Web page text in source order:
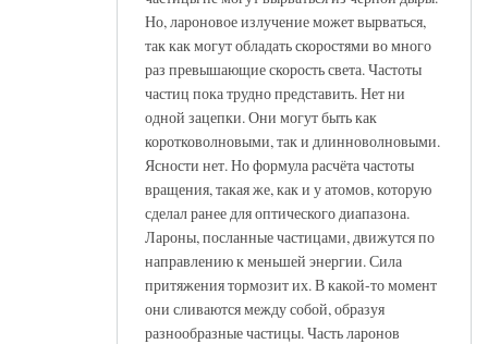
Но, лароновое излучение может вырваться,
так как могут обладать скоростями во много
раз превышающие скорость света. Частоты
частиц пока трудно представить. Нет ни
одной зацепки. Они могут быть как
коротковолновыми, так и длинноволновыми.
Ясности нет. Но формула расчёта частоты
вращения, такая же, как и у атомов, которую
сделал ранее для оптического диапазона.
Лароны, посланные частицами, движутся по
направлению к меньшей энергии. Сила
притяжения тормозит их. В какой-то момент
они сливаются между собой, образуя
разнообразные частицы. Часть ларонов